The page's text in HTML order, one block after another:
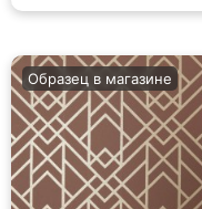
Образец в магазине